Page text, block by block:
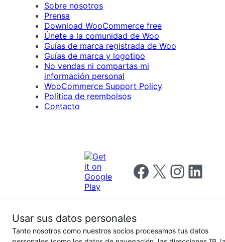
Sobre nosotros
Prensa
Download WooCommerce free
Únete a la comunidad de Woo
Guías de marca registrada de Woo
Guías de marca y logotipo
No vendas ni compartas mi
información personal
WooCommerce Support Policy
Política de reembolsos
Contacto
Follow us on Facebook
Follow us on X Follow us on
Follow us
Privacy
Usar sus datos personales
Tanto nosotros como nuestros socios procesamos tus datos